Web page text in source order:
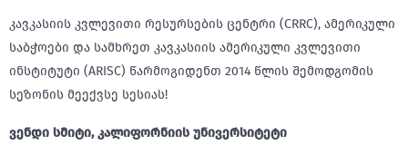
კავკასიის კვლევითი რესურსების ცენტრი (CRRC), ამერიკული
საბჭოები და სამხრეთ კავკასიის ამერიკული კვლევითი
ინსტიტუტი (ARISC) წარმოგიდენთ 2014 წლის შემოდგომის
სეზონის მეექვსე სესიას!
ვენდი სმიტი, კალიფორნიის უნივერსიტეტი